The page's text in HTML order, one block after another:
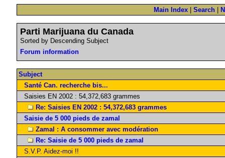
Main Index Search
Parti Marijuana du Canada
Sorted by Descending Subject
Forum information
Subject
Santé Can. recherche bis...
Saisies EN 2002 : 54,372,683 grammes
Re: Saisies EN 2002 : 54,372,683 grammes
Saisie de 5 000 pieds de zamal
Zamal : A consommer avec modération
Re: Saisie de 5 000 pieds de zamal
S.V.P. Aidez-moi !!